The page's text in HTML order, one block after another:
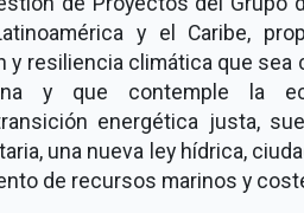
y el Caribe,
y resiliencia climática que sea
y que contemple la
energética justa,
una nueva ley hídrica,
de recursos marinos y